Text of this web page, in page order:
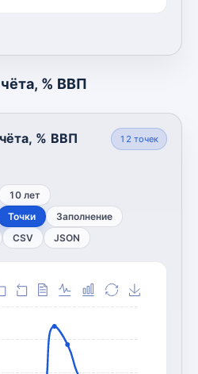
% ВВП
% ВВП 12 точек
10 лет
Точки Заполнение
CSV JSON